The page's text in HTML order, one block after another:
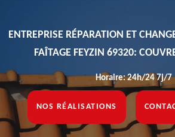
ENTREPRISE RÉPARATION ET
FAÎTAGE FEYZIN 69320:
Horaire: 24h/24 7j/7
NOS RÉALISATIONS